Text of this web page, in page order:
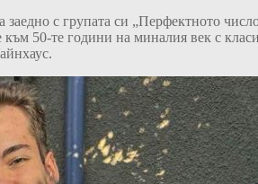
с групата си „Перфектното
към 50-те години на миналия век с